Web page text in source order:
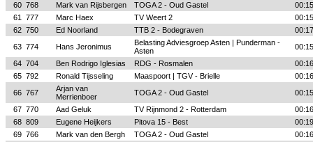
60 768 Mark van Rijsbergen TOGA 2 - Oud Gastel
61
777 Marc Haex TV Weert 2
62 750 Ed Noorland TTB 2 - Bodegraven
63 774 Hans Jeronimus
Belasting Adviesgroep Asten | Punderman -
Asten
64 704 Ben Rodrigo Iglesias RDG - Rosmalen
65 792 Ronald Tijsseling Maaspoort | TGV - Brielle
66 767
Arjan van
Merrienboer
TOGA 2 - Oud Gastel
67 770 Aad Geluk TV Rijnmond 2 - Rotterdam
68 809 Eugene Heijkers Pitova 15 - Best
69 766 Mark van den Bergh TOGA 2 - Oud Gastel